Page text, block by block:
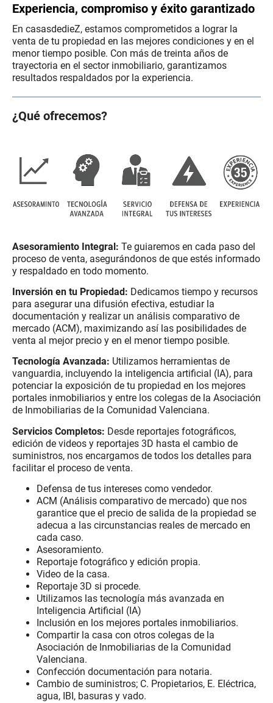
Experiencia, compromiso y éxito garantizado
En casasdedieZ, estamos comprometidos a lograr la
venta de tu propiedad en las mejores condiciones y en el
menor tiempo posible. Con más de treinta años de
trayectoria en el sector inmobiliario, garantizamos
resultados respaldados por la experiencia.
¿Qué ofrecemos?
Asesoramiento Integral: Te guiaremos en cada paso del
proceso de venta, asegurándonos de que estés informado
y respaldado en todo momento.
Inversión en tu Propiedad: Dedicamos tiempo y recursos
para asegurar una difusión efectiva, estudiar la
documentación y realizar un análisis comparativo de
mercado (ACM), maximizando así las posibilidades de
venta al mejor precio y en el menor tiempo posible.
Tecnología Avanzada: Utilizamos herramientas de
vanguardia, incluyendo la inteligencia artificial (IA), para
potenciar la exposición de tu propiedad en los mejores
portales inmobiliarios y entre los colegas de la Asociación
de Inmobiliarias de la Comunidad Valenciana.
Servicios Completos: Desde reportajes fotográficos,
edición de videos y reportajes 3D hasta el cambio de
suministros, nos encargamos de todos los detalles para
facilitar el proceso de venta.
Defensa de tus intereses como vendedor.
ACM (Análisis comparativo de mercado) que nos
garantice que el precio de salida de la propiedad se
adecua a las circunstancias reales de mercado en
cada caso.
Asesoramiento.
Reportaje fotográfico y edición propia.
Video de la casa.
Reportaje 3D si procede.
Utilizamos las tecnología más avanzada en
Inteligencia Artificial (IA)
Inclusión en los mejores portales inmobiliarios.
Compartir la casa con otros colegas de la
Asociación de Inmobiliarias de la Comunidad
Valenciana.
Confección documentación para notaria.
Cambio de suministros; C. Propietarios, E. Eléctrica,
agua, IBI, basuras y vado.